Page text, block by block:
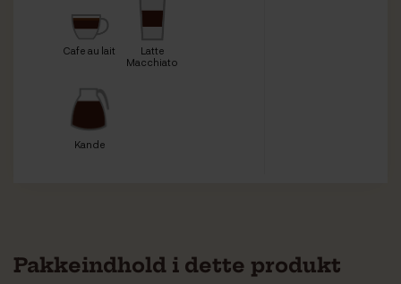
Cafe au lait
Latte
Macchiato
Kande
Pakkeindhold i dette produkt